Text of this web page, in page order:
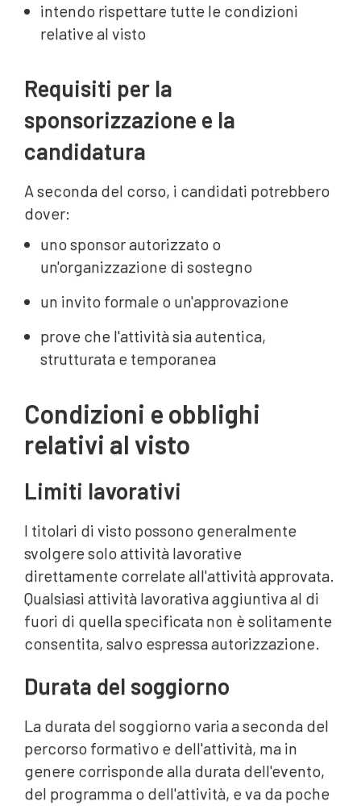
intendo rispettare tutte le condizioni
relative al visto
Requisiti per la
sponsorizzazione e la
candidatura
A seconda del corso, i candidati potrebbero
dover:
uno sponsor autorizzato o
un'organizzazione di sostegno
un invito formale o un'approvazione
prove che l'attività sia autentica,
strutturata e temporanea
Condizioni e obblighi
relativi al visto
Limiti lavorativi
I titolari di visto possono generalmente
svolgere solo attività lavorative
direttamente correlate all'attività approvata.
Qualsiasi attività lavorativa aggiuntiva al di
fuori di quella specificata non è solitamente
consentita, salvo espressa autorizzazione.
Durata del soggiorno
La durata del soggiorno varia a seconda del
percorso formativo e dell'attività, ma in
genere corrisponde alla durata dell'evento,
del programma o dell'attività, e va da poche